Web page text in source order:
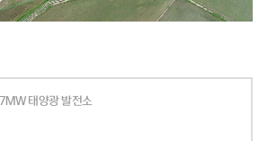
태양광 발전소